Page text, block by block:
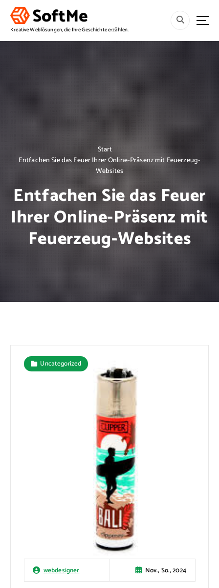
Kreative Weblösungen, die Ihre Geschichte erzählen.
Start
Entfachen Sie das Feuer Ihrer Online-Präsenz mit Feuerzeug-
Websites
Entfachen Sie das Feuer
Ihrer Online-Präsenz mit
Feuerzeug-Websites
webdesigner Nov., So., 2024
Uncategorized